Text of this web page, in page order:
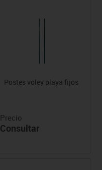
Postes voley playa fijos
Precio
Consultar